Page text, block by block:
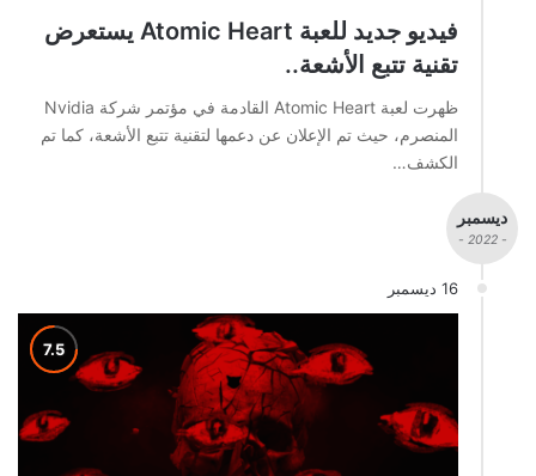
فيديو جديد للعبة Atomic Heart يستعرض
تقنية تتبع الأشعة..
ظهرت لعبة Atomic Heart القادمة في مؤتمر شركة Nvidia
المنصرم، حيث تم الإعلان عن دعمها لتقنية تتبع الأشعة، كما تم
الكشف…
ديسمبر
- 2022 -
16 ديسمبر